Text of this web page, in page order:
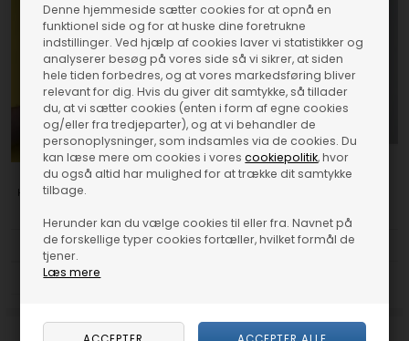
Denne hjemmeside sætter cookies for at opnå en
funktionel side og for at huske dine foretrukne
indstillinger. Ved hjælp af cookies laver vi statistikker og
analyserer besøg på vores side så vi sikrer, at siden
hele tiden forbedres, og at vores markedsføring bliver
relevant for dig. Hvis du giver dit samtykke, så tillader
du, at vi sætter cookies (enten i form af egne cookies
og/eller fra tredjeparter), og at vi behandler de
personoplysninger, som indsamles via de cookies. Du
kan læse mere om cookies i vorescookiepolitik, hvor
du også altid har mulighed for at trække dit samtykke
tilbage.
Herunder kan du vælge cookies til eller fra. Navnet på
de forskellige typer cookies fortæller, hvilket formål de
tjener.
Læs mere
Håndsæbe Golden Nectar 500ml
DKK 18,88
DKK 16,88
DKK 49,00